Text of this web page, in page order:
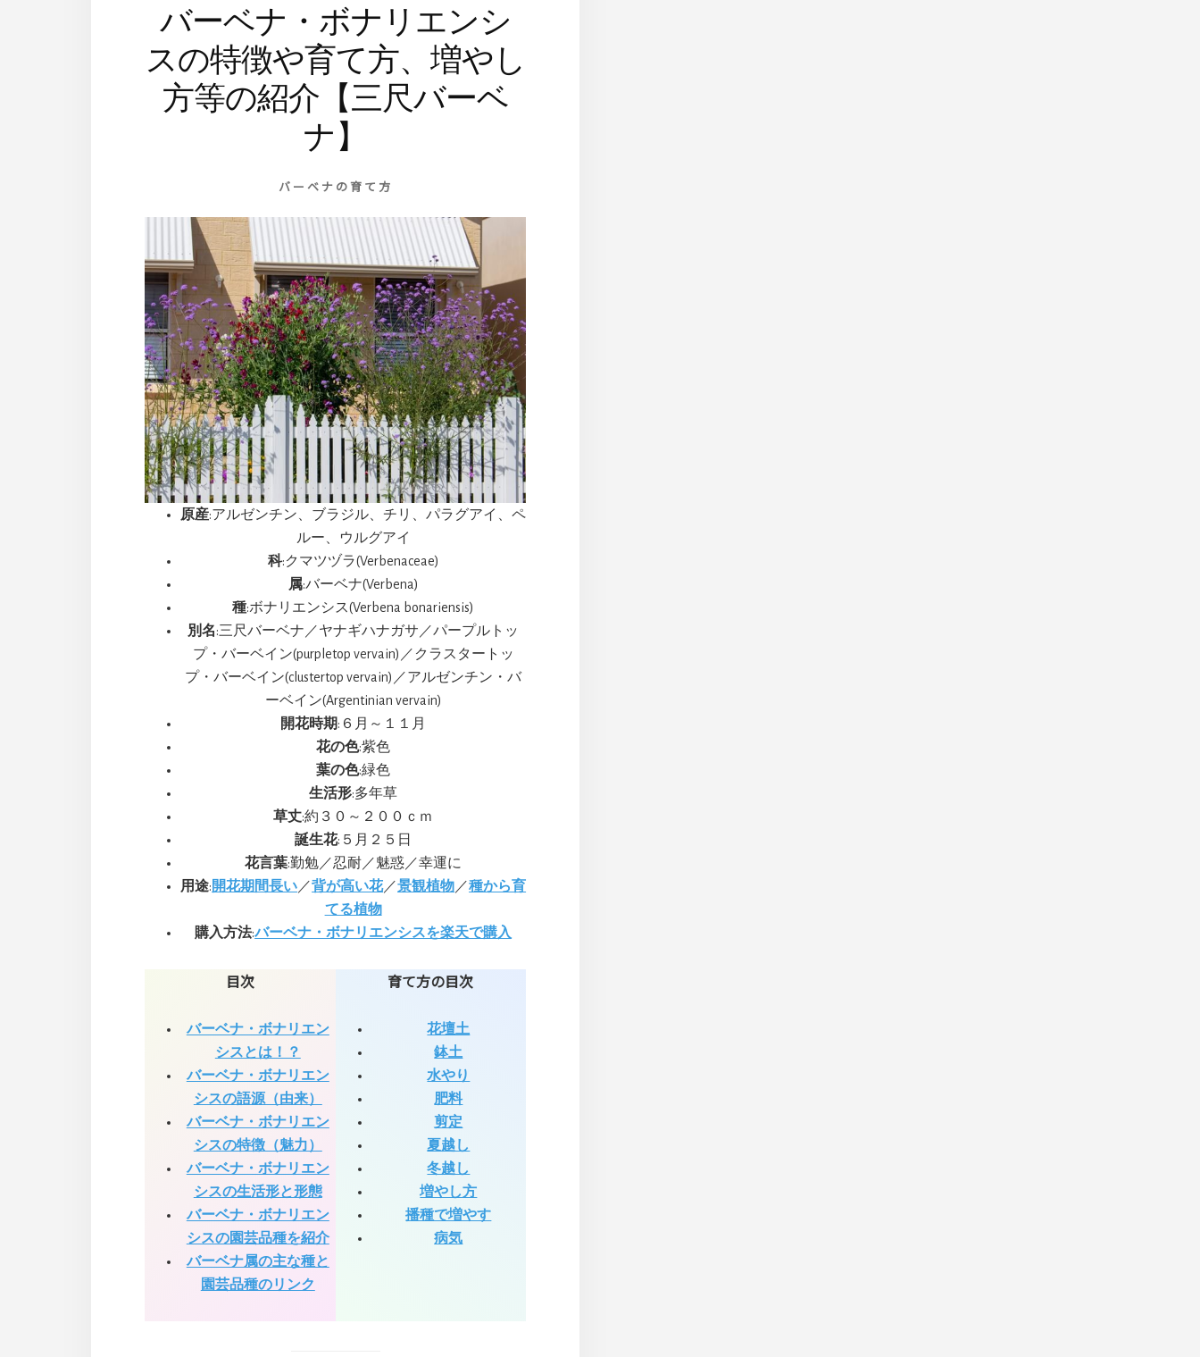
バーベナ・ボナリエンシ
スの特徴や育て方、増やし
方等の紹介【三尺バーベ
ナ】
バーベナの育て方
原産:アルゼンチン、ブラジル、チリ、パラグアイ、ペ
ルー、ウルグアイ
科:クマツヅラ(Verbenaceae)
属:バーベナ(Verbena)
種:ボナリエンシス(Verbena bonariensis)
別名:三尺バーベナ／ヤナギハナガサ／パープルトッ
プ・バーベイン(purpletop vervain)／クラスタートッ
プ・バーベイン(clustertop vervain)／アルゼンチン・バ
ーベイン(Argentinian vervain)
開花時期:６月～１１月
花の色:紫色
葉の色:緑色
生活形:多年草
草丈:約３０～２００ｃｍ
誕生花:５月２５日
花言葉:勤勉／忍耐／魅惑／幸運に
用途:開花期間長い ／背が高い花／景観植物 ／種から育
てる植物
購入方法:バーベナ・ボナリエンシスを楽天で購入
目次
バーベナ・ボナリエン
シスとは！？
バーベナ・ボナリエン
シスの語源（由来）
バーベナ・ボナリエン
シスの特徴（魅力）
バーベナ・ボナリエン
シスの生活形と形態
バーベナ・ボナリエン
シスの園芸品種を紹介
バーベナ属の主な種と
園芸品種のリンク
育て方の目次
花壇土
鉢土
水やり
肥料
剪定
夏越し
冬越し
増やし方
播種で増やす
病気